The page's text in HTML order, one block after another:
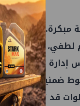
مبكرة.
لطفي، وكيل
إدارة شركة
ضمنية مرتبطة
قد تصدر لاحقًا؟